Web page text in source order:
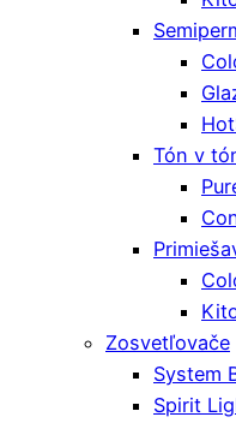
Tón v
Zosvetľovače
System
Spirit